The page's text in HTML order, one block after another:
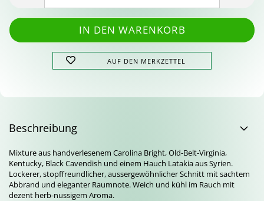
AUF DEN MERKZETTEL
Beschreibung
Mixture aus handverlesenem Carolina Bright, Old-Belt-Virginia,
Kentucky, Black Cavendish und einem Hauch Latakia aus Syrien.
Lockerer, stopffreundlicher, aussergewöhnlicher Schnitt mit sachtem
Abbrand und eleganter Raumnote. Weich und kühl im Rauch mit
dezent herb-nussigem Aroma.